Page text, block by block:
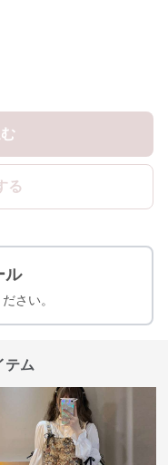
る
ル
さい。
テム